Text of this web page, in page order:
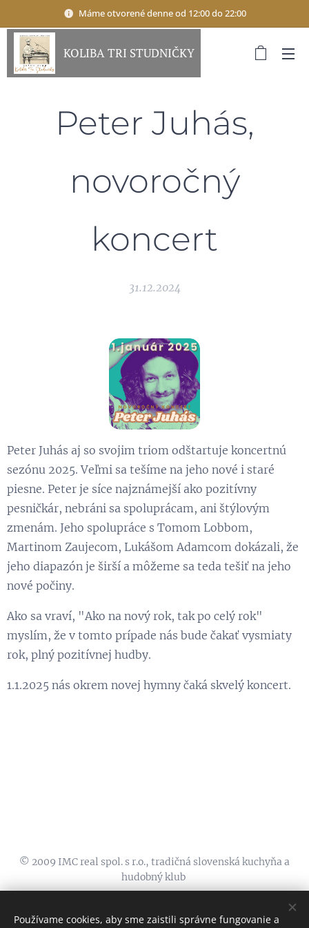
Máme otvorené denne od 12:00 do 22:00
KOLIBA TRI STUDNIČKY
Peter Juhás,
novoročný
koncert
31.12.2024
Peter Juhás aj so svojim triom odštartuje koncertnú
sezónu 2025. Veľmi sa tešíme na jeho nové i staré
piesne. Peter je síce najznámejší ako pozitívny
pesničkár, nebráni sa spoluprácam, ani štýlovým
zmenám. Jeho spolupráce s Tomom Lobbom,
Martinom Zaujecom, Lukášom Adamcom dokázali, že
jeho diapazón je širší a môžeme sa teda tešiť na jeho
nové počiny.
Ako sa vraví, "Ako na nový rok, tak po celý rok"
myslím, že v tomto prípade nás bude čakať vysmiaty
rok, plný pozitívnej hudby.
1.1.2025 nás okrem novej hymny čaká skvelý koncert.
© 2009 IMC real spol. s r.o., tradičná slovenská kuchyňa a
hudobný klub
STUDNIČKY, INSTA: @kolibatristudnicky
Používame cookies, aby sme zaistili správne fungovanie a